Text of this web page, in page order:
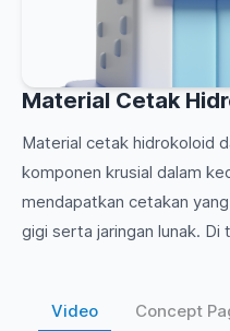
Material Cetak
Material cetak hidrokoloid
komponen krusial dalam
mendapatkan cetakan
gigi serta jaringan lunak. Di
restorasi gigi. Mari
Video Concept